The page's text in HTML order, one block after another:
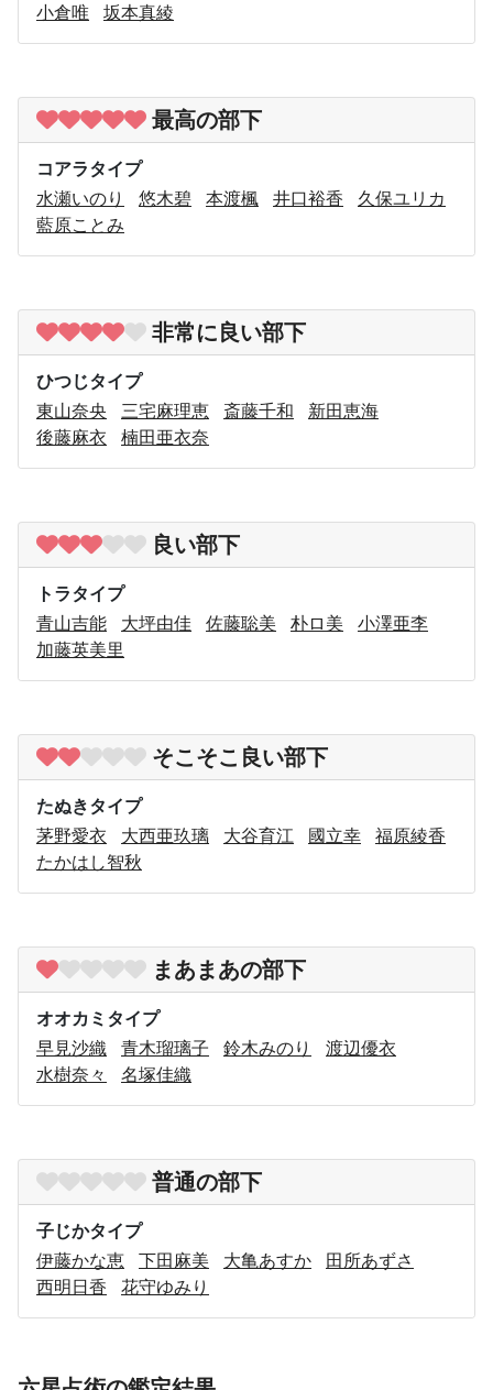
小倉唯
坂本真綾
最高の部下
コアラタイプ
水瀬いのり
悠木碧 本渡楓 井口裕香
久保ユリカ
藍原ことみ
非常に良い部下
ひつじタイプ
東山奈央
三宅麻理恵 斎藤千和
新田恵海
後藤麻衣
楠田亜衣奈
良い部下
トラタイプ
青山吉能
大坪由佳 佐藤聡美 朴ロ美
小澤亜李
加藤英美里
そこそこ良い部下
たぬきタイプ
茅野愛衣
大西亜玖璃 大谷育江 國立幸
福原綾香
たかはし智秋
まあまあの部下
オオカミタイプ
早見沙織
青木瑠璃子 鈴木みのり
渡辺優衣
水樹奈々
名塚佳織
普通の部下
子じかタイプ
伊藤かな恵
下田麻美 大亀あすか
田所あずさ
西明日香
花守ゆみり